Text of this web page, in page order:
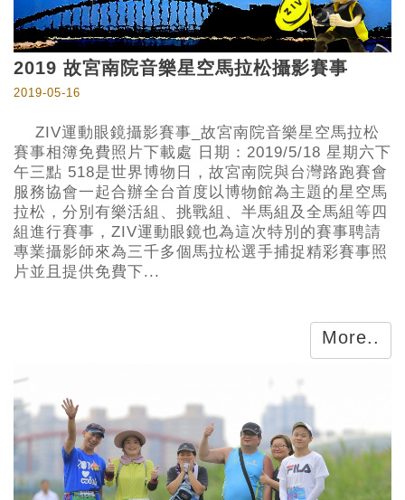
2019 故宮南院音樂星空馬拉松攝影賽事
2019-05-16
ZIV運動眼鏡攝影賽事_故宮南院音樂星空馬拉松
賽事相簿免費照片下載處 日期：2019/5/18 星期六下
午三點 518是世界博物日，故宮南院與台灣路跑賽會
服務協會一起合辦全台首度以博物館為主題的星空馬
拉松，分別有樂活組、挑戰組、半馬組及全馬組等四
組進行賽事，ZIV運動眼鏡也為這次特別的賽事聘請
專業攝影師來為三千多個馬拉松選手捕捉精彩賽事照
片並且提供免費下...
More..